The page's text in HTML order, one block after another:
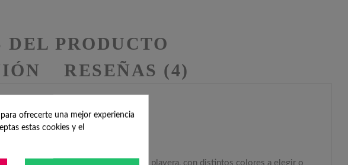
PRODUCTO
RESEÑAS (4)
plantar
cajita metálica en forma de chancleta playera, con distintos colores a elegir o
ofrecerte una mejor experiencia
estas cookies y el